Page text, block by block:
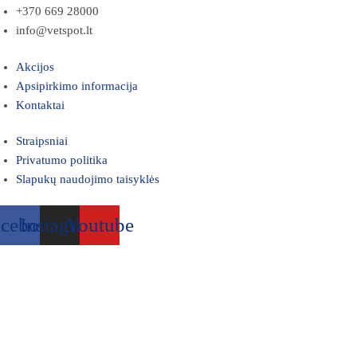
+370 669 28000
info@vetspot.lt
Akcijos
Apsipirkimo informacija
Kontaktai
Straipsniai
Privatumo politika
Slapukų naudojimo taisyklės
InstagramYoutube